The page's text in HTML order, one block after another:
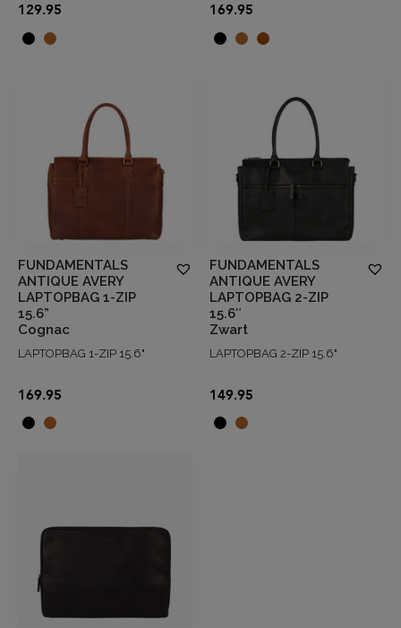
129.95 169.95
FUNDAMENTALS
ANTIQUE AVERY
LAPTOPBAG 1-ZIP
15.6”
Cognac
LAPTOPBAG 1-ZIP 15.6"
169.95
FUNDAMENTALS
ANTIQUE AVERY
LAPTOPBAG 2-ZIP
15.6″
Zwart
LAPTOPBAG 2-ZIP 15.6"
149.95